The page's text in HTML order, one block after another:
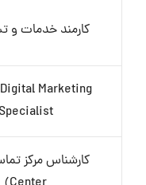
کارمند خدمات و
Marketing
Specialist